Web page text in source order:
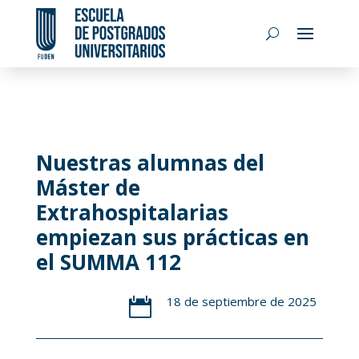
Nuestras alumnas del
Máster de
Extrahospitalarias
empiezan sus prácticas en
el SUMMA 112
 18 de septiembre de 2025